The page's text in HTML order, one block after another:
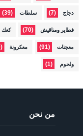
دجاج (7) سلطات (39)
فطاير ومناقيش (70) كعك
معجنات (91) معكرونة (19)
ولحوم (1)
من نحن